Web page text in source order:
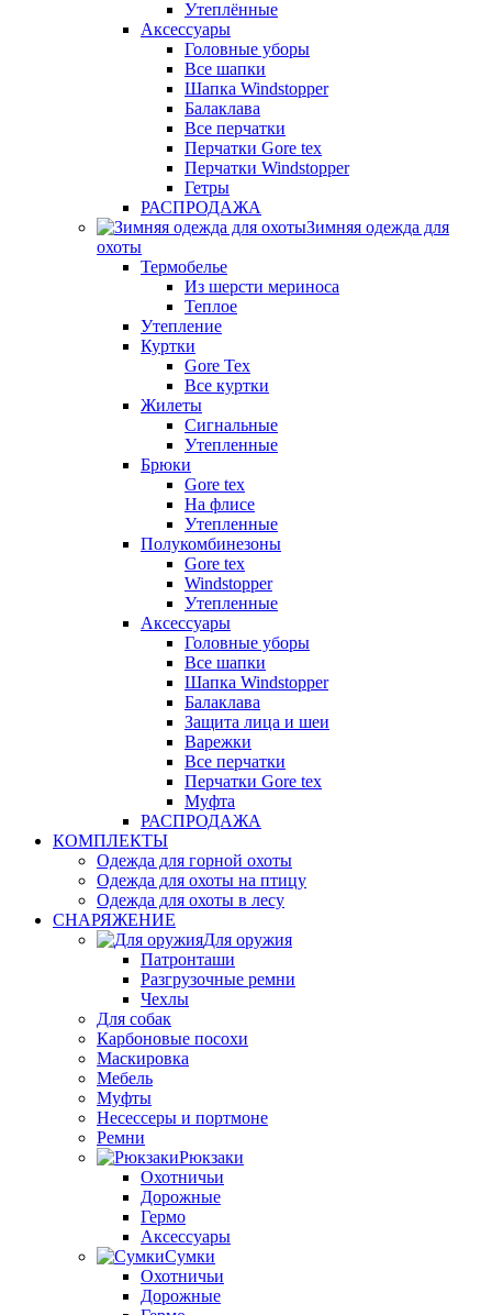
Утеплённые
Аксессуары
Головные уборы
Все шапки
Шапка Windstopper
Балаклава
Все перчатки
Перчатки Gore tex
Перчатки Windstopper
Гетры
РАСПРОДАЖА
Зимняя одежда для
охоты
Термобелье
Из шерсти мериноса
Теплое
Утепление
Куртки
Gore Tex
Все куртки
Жилеты
Сигнальные
Утепленные
Брюки
Gore tex
На флисе
Утепленные
Полукомбинезоны
Gore tex
Windstopper
Утепленные
Аксессуары
Головные уборы
Все шапки
Шапка Windstopper
Балаклава
Защита лица и шеи
Варежки
Все перчатки
Перчатки Gore tex
Муфта
РАСПРОДАЖА
КОМПЛЕКТЫ
Одежда для горной охоты
Одежда для охоты на птицу
Одежда для охоты в лесу
СНАРЯЖЕНИЕ
Для оружия
Патронташи
Разгрузочные ремни
Чехлы
Для собак
Карбоновые посохи
Маскировка
Мебель
Муфты
Несессеры и портмоне
Ремни
Рюкзаки
Охотничьи
Дорожные
Гермо
Аксессуары
Сумки
Охотничьи
Дорожные